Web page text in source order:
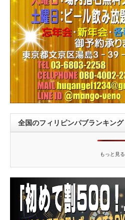
全国のフィリピンパブランキング
もっと見る